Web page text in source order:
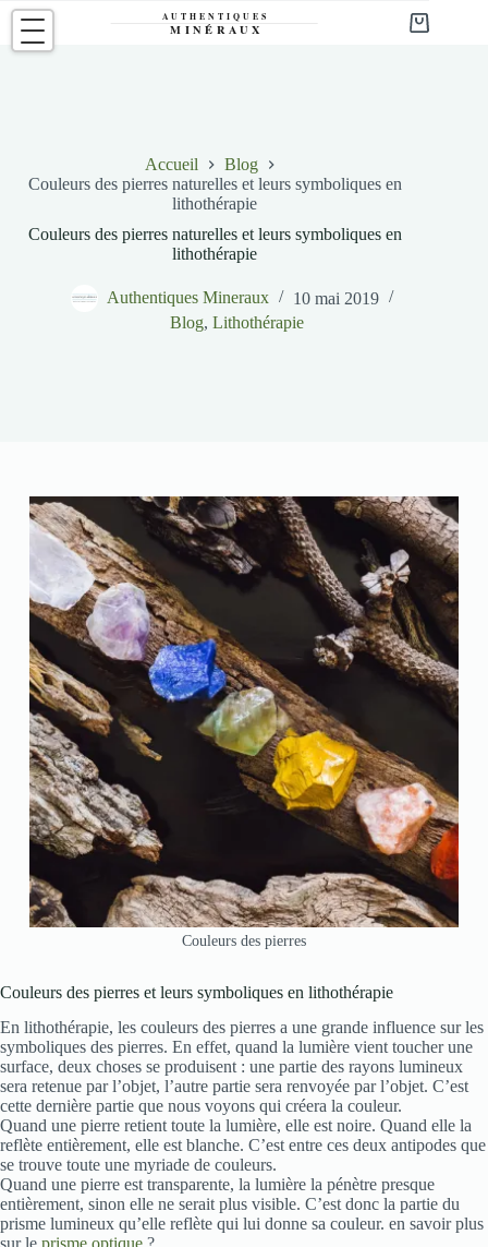
Passer
contenu
Panier
Accueil
Blog
Couleurs des pierres naturelles et leurs symboliques en
lithothérapie
Couleurs des pierres naturelles et leurs symboliques en
lithothérapie
Authentiques Mineraux
10 mai 2019
Blog, Lithothérapie
Couleurs des pierres
Couleurs des pierres et leurs symboliques en lithothérapie
En lithothérapie, les couleurs des pierres a une grande influence sur les
symboliques des pierres. En effet, quand la lumière vient toucher une
surface, deux choses se produisent : une partie des rayons lumineux
sera retenue par l’objet, l’autre partie sera renvoyée par l’objet. C’est
cette dernière partie que nous voyons qui créera la couleur.
Quand une pierre retient toute la lumière, elle est noire. Quand elle la
reflète entièrement, elle est blanche. C’est entre ces deux antipodes que
se trouve toute une myriade de couleurs.
Quand une pierre est transparente, la lumière la pénètre presque
entièrement, sinon elle ne serait plus visible. C’est donc la partie du
prisme lumineux qu’elle reflète qui lui donne sa couleur. en savoir plus